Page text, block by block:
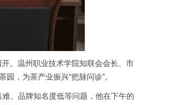
。温州职业技术学院知联会会长、市
，为茶产业振兴“把脉问诊”。
、品牌知名度低等问题，他在下午的